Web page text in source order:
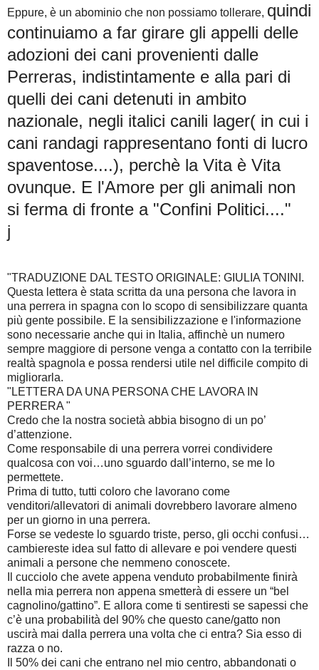
Eppure, è un abominio che non possiamo tollerare, quindi
continuiamo a far girare gli appelli delle
adozioni dei cani provenienti dalle
Perreras, indistintamente e alla pari di
quelli dei cani detenuti in ambito
nazionale, negli italici canili lager( in cui i
cani randagi rappresentano fonti di lucro
spaventose....), perchè la Vita è Vita
ovunque. E l'Amore per gli animali non
si ferma di fronte a "Confini Politici...."
j
"TRADUZIONE DAL TESTO ORIGINALE: GIULIA TONINI.
Questa lettera è stata scritta da una persona che lavora in
una perrera in spagna con lo scopo di sensibilizzare quanta
più gente possibile. E la sensibilizzazione e l'informazione
sono necessarie anche qui in Italia, affinchè un numero
sempre maggiore di persone venga a contatto con la terribile
realtà spagnola e possa rendersi utile nel difficile compito di
migliorarla.
"LETTERA DA UNA PERSONA CHE LAVORA IN
PERRERA "
Credo che la nostra società abbia bisogno di un po’
d’attenzione.
Come responsabile di una perrera vorrei condividere
qualcosa con voi…uno sguardo dall’interno, se me lo
permettete.
Prima di tutto, tutti coloro che lavorano come
venditori/allevatori di animali dovrebbero lavorare almeno
per un giorno in una perrera.
Forse se vedeste lo sguardo triste, perso, gli occhi confusi…
cambiereste idea sul fatto di allevare e poi vendere questi
animali a persone che nemmeno conoscete.
Il cucciolo che avete appena venduto probabilmente finirà
nella mia perrera non appena smetterà di essere un “bel
cagnolino/gattino”. E allora come ti sentiresti se sapessi che
c’è una probabilità del 90% che questo cane/gatto non
uscirà mai dalla perrera una volta che ci entra? Sia esso di
razza o no.
Il 50% dei cani che entrano nel mio centro, abbandonati o